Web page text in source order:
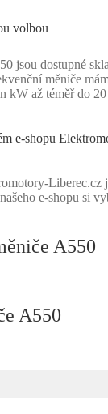
volbou
jsou dostupné
měniče
kW až téměř do
e-shopu
Liberec.cz
e-shopu si
A550
A550